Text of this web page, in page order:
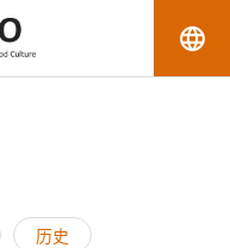
language
历史